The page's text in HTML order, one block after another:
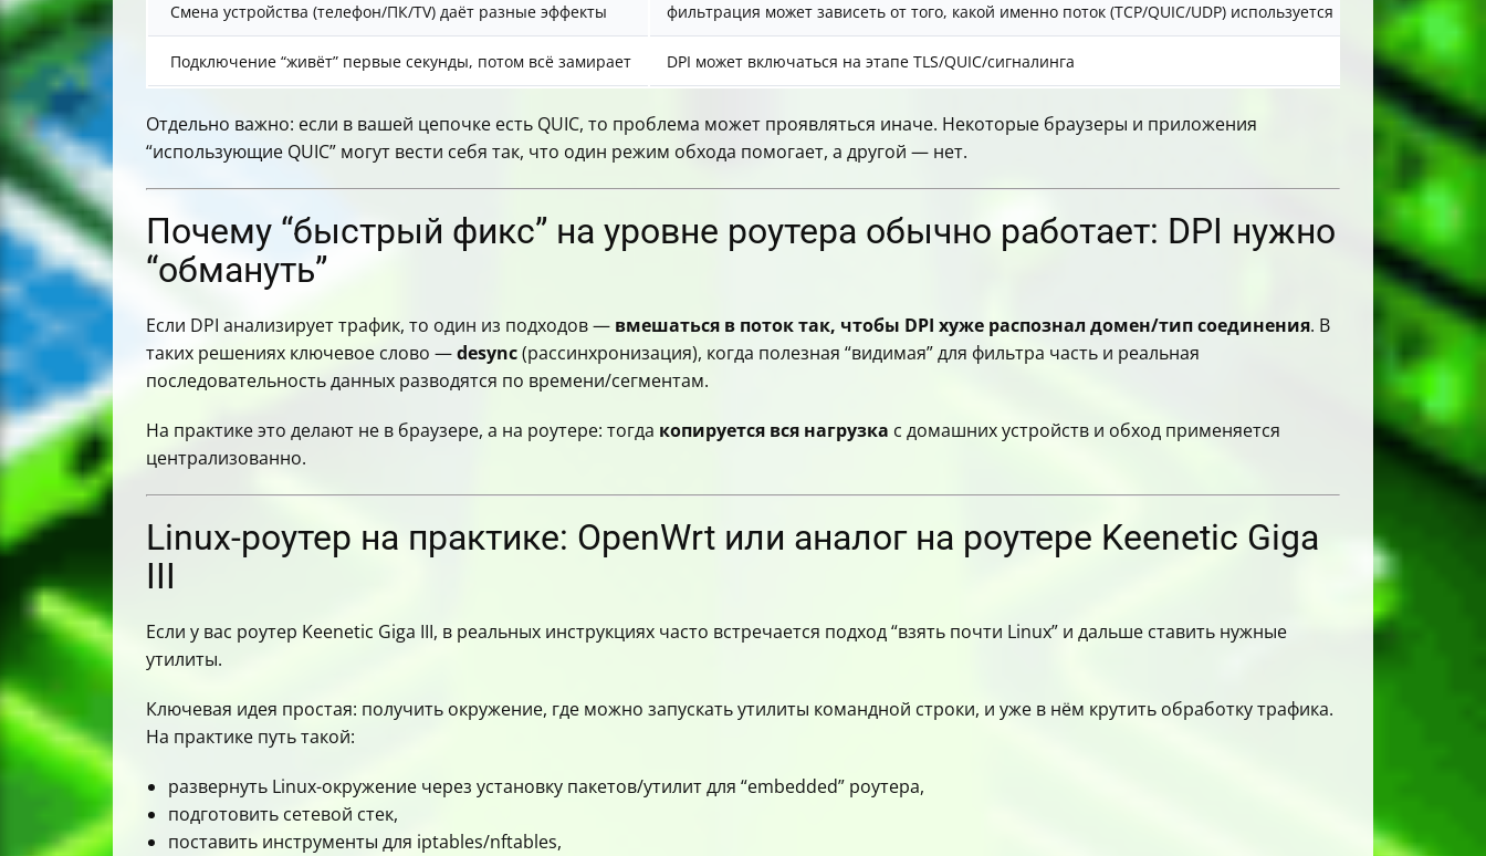
Смена устройства (телефон/ПК/TV) даёт разные эффекты фильтрация может зависеть от того, какой именно поток (TCP/QUIC/UDP) используется попробовать
Подключение “живёт” первые секунды, потом всё замирает DPI может включаться на этапе TLS/QUIC/сигналинга смотреть,
Отдельно важно: если в вашей цепочке есть QUIC, то проблема может проявляться иначе. Некоторые браузеры и приложения
“использующие QUIC” могут вести себя так, что один режим обхода помогает, а другой — нет.
Почему “быстрый фикс” на уровне роутера обычно работает: DPI нужно
“обмануть”
Если DPI анализирует трафик, то один из подходов — вмешаться в поток так, чтобы DPI хуже распознал домен/тип соединения. В
таких решениях ключевое слово —desync(рассинхронизация), когда полезная “видимая” для фильтра часть и реальная
последовательность данных разводятся по времени/сегментам.
На практике это делают не в браузере, а на роутере: тогда копируется вся нагрузка с домашних устройств и обход применяется
централизованно.
Linux-роутер на практике: OpenWrt или аналог на роутере Keenetic Giga
III
Если у вас роутер Keenetic Giga III, в реальных инструкциях часто встречается подход “взять почти Linux” и дальше ставить нужные
утилиты.
Ключевая идея простая: получить окружение, где можно запускать утилиты командной строки, и уже в нём крутить обработку трафика.
На практике путь такой:
развернуть Linux-окружение через установку пакетов/утилит для “embedded” роутера,
подготовить сетевой стек,
поставить инструменты для iptables/nftables,